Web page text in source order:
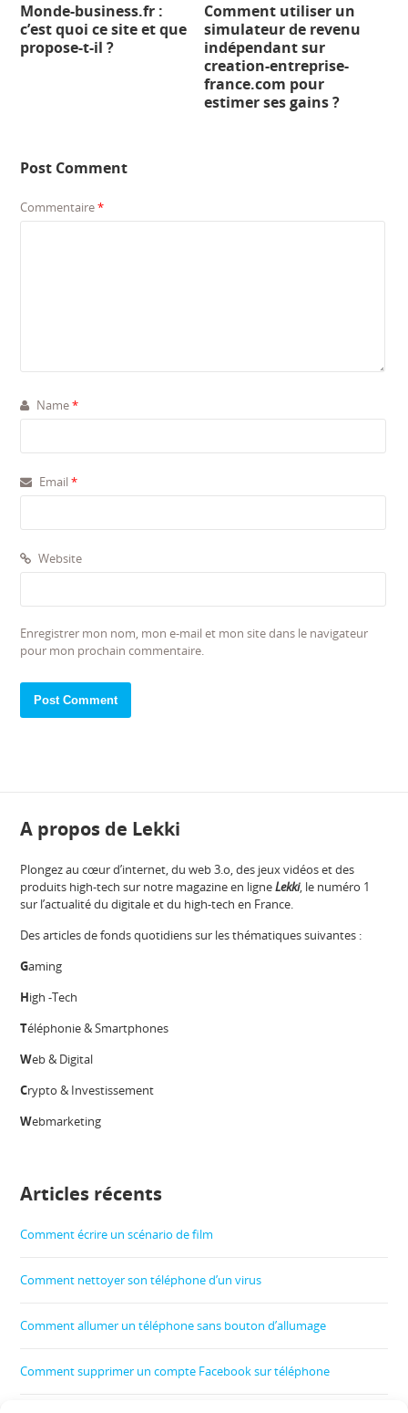
Monde-business.fr :
c’est quoi ce site et que
propose-t-il ?
Comment utiliser un
simulateur de revenu
indépendant sur
creation-entreprise-
france.com pour
estimer ses gains ?
Post Comment
Commentaire*
Name*
Email*
Website
Enregistrer mon nom, mon e-mail et mon site dans le navigateur
pour mon prochain commentaire.
A propos de Lekki
Plongez au cœur d’internet, du web 3.o, des jeux vidéos et des
produits high-tech sur notre magazine en ligneLekki, le numéro 1
sur l’actualité du digitale et du high-tech en France.
Des articles de fonds quotidiens sur les thématiques suivantes :
Gaming
High -Tech
Téléphonie & Smartphones
Web & Digital
Crypto & Investissement
Webmarketing
Articles récents
Comment écrire un scénario de film
Comment nettoyer son téléphone d’un virus
Comment allumer un téléphone sans bouton d’allumage
Comment supprimer un compte Facebook sur téléphone